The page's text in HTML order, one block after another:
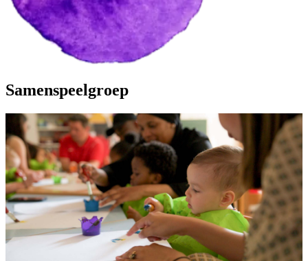
Samenspeelgroep